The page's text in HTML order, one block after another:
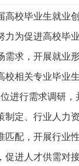
高校毕业生就业
为促进高校毕
需求，开展就业形
校相关专业毕业
进行需求调研
制定、行业人力
匹配，开展行业
促进人才供需对